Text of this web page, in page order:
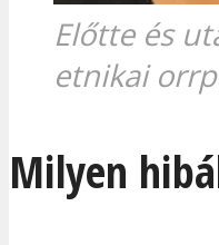
Előtte és
etnikai
Milyen